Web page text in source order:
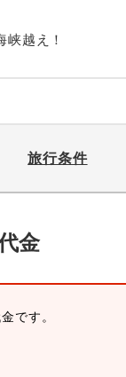
越え！
旅行条件
金
です。